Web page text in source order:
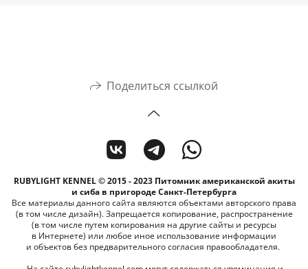
Поделиться ссылкой
RUBYLIGHT KENNEL © 2015 - 2023 Питомник американской акиты
и сиба в пригороде Санкт-Петербурга
Все материалы данного сайта являются объектами авторского права
(в том числе дизайн). Запрещается копирование, распространение
(в том числе путем копирования на другие сайты и ресурсы
в Интернете) или любое иное использование информации
и объектов без предварительного согласия правообладателя.